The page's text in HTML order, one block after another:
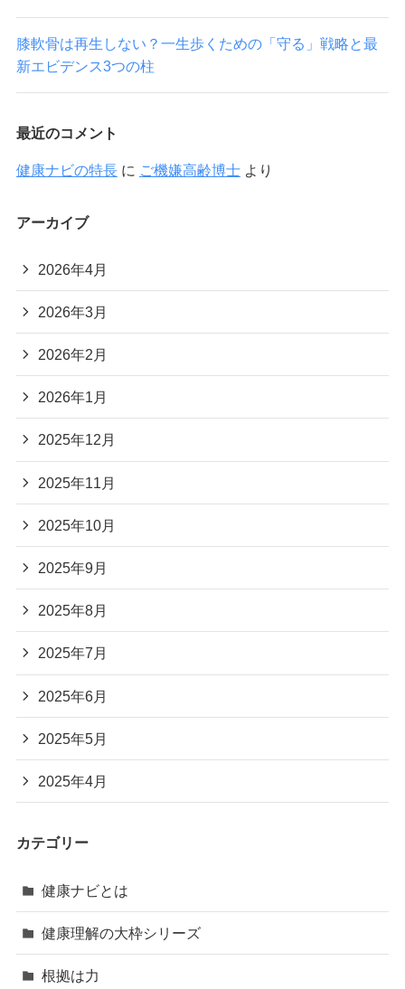
膝軟骨は再生しない？一生歩くための「守る」戦略と最
新エビデンス3つの柱
最近のコメント
健康ナビの特長に ご機嫌高齢博士より
アーカイブ
2026年4月
2026年3月
2026年2月
2026年1月
2025年12月
2025年11月
2025年10月
2025年9月
2025年8月
2025年7月
2025年6月
2025年5月
2025年4月
カテゴリー
健康ナビとは
健康理解の大枠シリーズ
根拠は力